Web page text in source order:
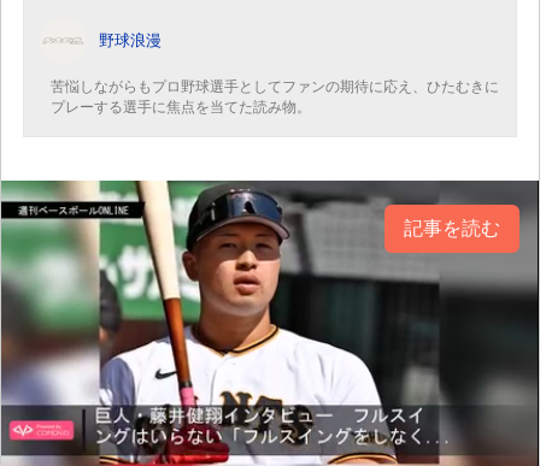
野球浪漫
苦悩しながらもプロ野球選手としてファンの期待に応え、ひたむきに
プレーする選手に焦点を当てた読み物。
記事を読む